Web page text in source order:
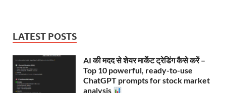
LATEST POSTS
AI की मदद से शेयर मार्केट ट्रेडिंग कैसे करें –
Top 10 powerful, ready-to-use
ChatGPT prompts for stock market
analysis